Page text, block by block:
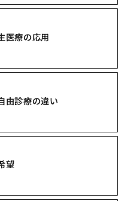
医療の応用
由診療の違い
望